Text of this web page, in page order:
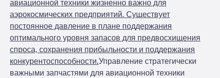
авиационной техники жизненно важно для
аэрокосмических предприятий. Существует
постоянное давление в плане поддержания
оптимального уровня запасов для предвосхищения
спроса, сохранения прибыльности и поддержания
конкурентоспособности.Управление стратегически
важными запчастями для авиационной техники